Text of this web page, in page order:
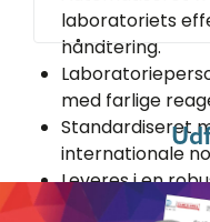
laboratoriets
håndtering.
med farlige
Standardiseret
internationale
Leveres i en
til brug på